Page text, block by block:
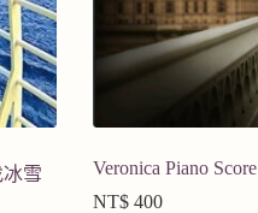
冰雪
Veronica Piano Score
NT$ 400